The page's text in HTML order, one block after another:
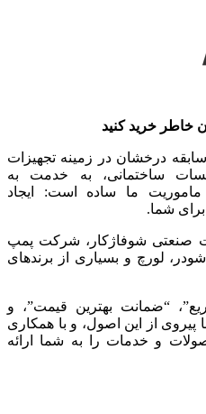
خاطر خرید کنید
درخشان در زمینه تجهیزات
ساختمانی، به خدمت به
ما ساده است: ایجاد
شما.
صنعتی شوفاژکار، شرکت پمپ
شودر، لورچ و بسیاری از برندهای
“ضمانت بهترین قیمت”، و
پیروی از این اصول، و با همکاری
و خدمات را به شما ارائه